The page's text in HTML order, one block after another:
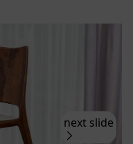
next slide